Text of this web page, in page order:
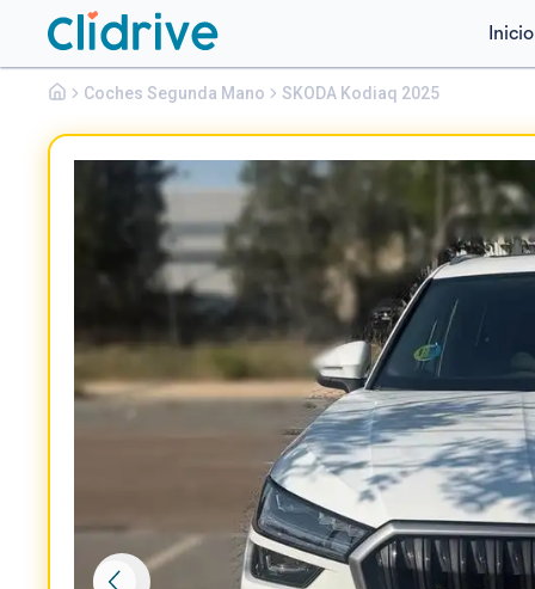
Inicio
Coches Segunda Mano SKODA Kodiaq 2025
SkodaKodiaq
1.5 TSI DSG 4X2 AMBITION